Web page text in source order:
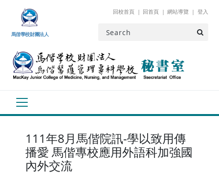
跳到主要內容
馬偕學校財團法人
回校首頁 回首頁 網站導覽 登入
111年8月馬偕院訊-學以致用傳
播愛 馬偕專校應用外語科加強國
內外交流